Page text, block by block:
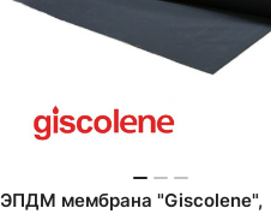
ЭПДМ мембрана "Giscolene",